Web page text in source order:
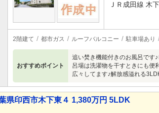
ＪＲ成田線 木
2階建て 都市ガス ルーフバルコニー 駐車場あり
おすすめポイント
追い焚き機能付きのお風呂です
呂場は洗濯物を干すときにも便
広々してます♪解放感溢れる
県印西市木下東４ 1,380万円 5LDK